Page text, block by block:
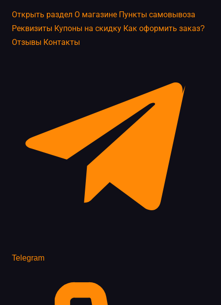
Открыть раздел О магазине Пункты самовывоза
Реквизиты Купоны на скидку Как оформить заказ?
Отзывы Контакты
Telegram